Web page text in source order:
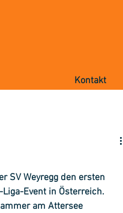
Kontakt
SV Weyregg den ersten
Event in Österreich.
am Attersee